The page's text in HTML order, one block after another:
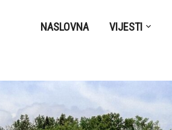
NASLOVNA VIJESTI